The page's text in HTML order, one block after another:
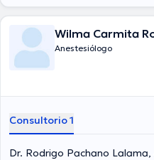
Wilma Carmita
Anestesiólogo
Consultorio 1
Dr. Rodrigo Pachano